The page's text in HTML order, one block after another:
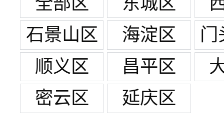
石景山区
海淀区
门
顺义区
昌平区
密云区
延庆区